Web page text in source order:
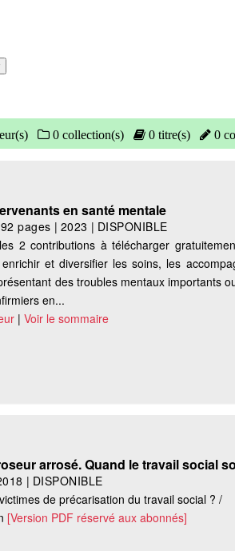
0 collection(s) 0 titre(s) 0
en santé mentale
92 pages | 2023 | DISPONIBLE
2 contributions à télécharger
et diversifier les soins, les
des troubles mentaux importants
en...
|Voir le sommaire
arrosé. Quand le travail social
| DISPONIBLE
de précarisation du travail social ? /
[Version PDF réservé aux abonnés]